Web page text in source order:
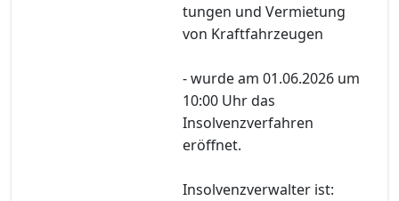
tungen und Vermietung
von Kraftfahrzeugen
- wurde am 01.06.2026 um
10:00 Uhr das
Insolvenzverfahren
eröffnet.
Insolvenzverwalter ist: